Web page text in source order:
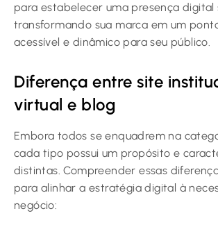
para estabelecer uma presença digital
transformando sua marca em um
acessível e dinâmico para seu público.
Diferença entre site
virtual e blog
Embora todos se enquadrem na
cada tipo possui um propósito e
distintas. Compreender essas
para alinhar a estratégia digital à
negócio: